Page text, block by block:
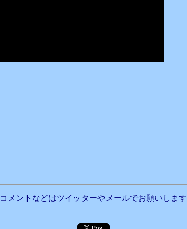
コメントなどはツイッターやメールでお願いします